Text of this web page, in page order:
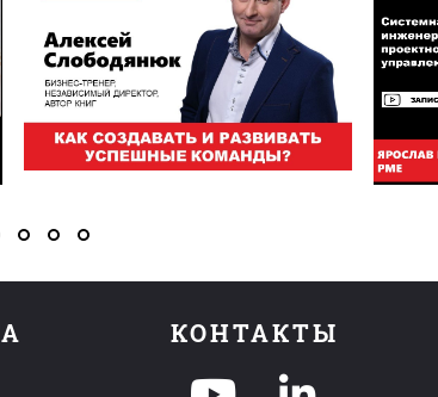
КОНТАКТЫ